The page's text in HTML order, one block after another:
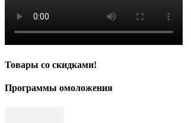
Товары со скидками!
Программы омоложения